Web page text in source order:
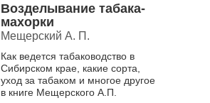
Возделывание табака-
махорки
Мещерский А. П.
Как ведется табаководство в
Сибирском крае, какие сорта,
уход за табаком и многое другое
в книге Мещерского А.П.